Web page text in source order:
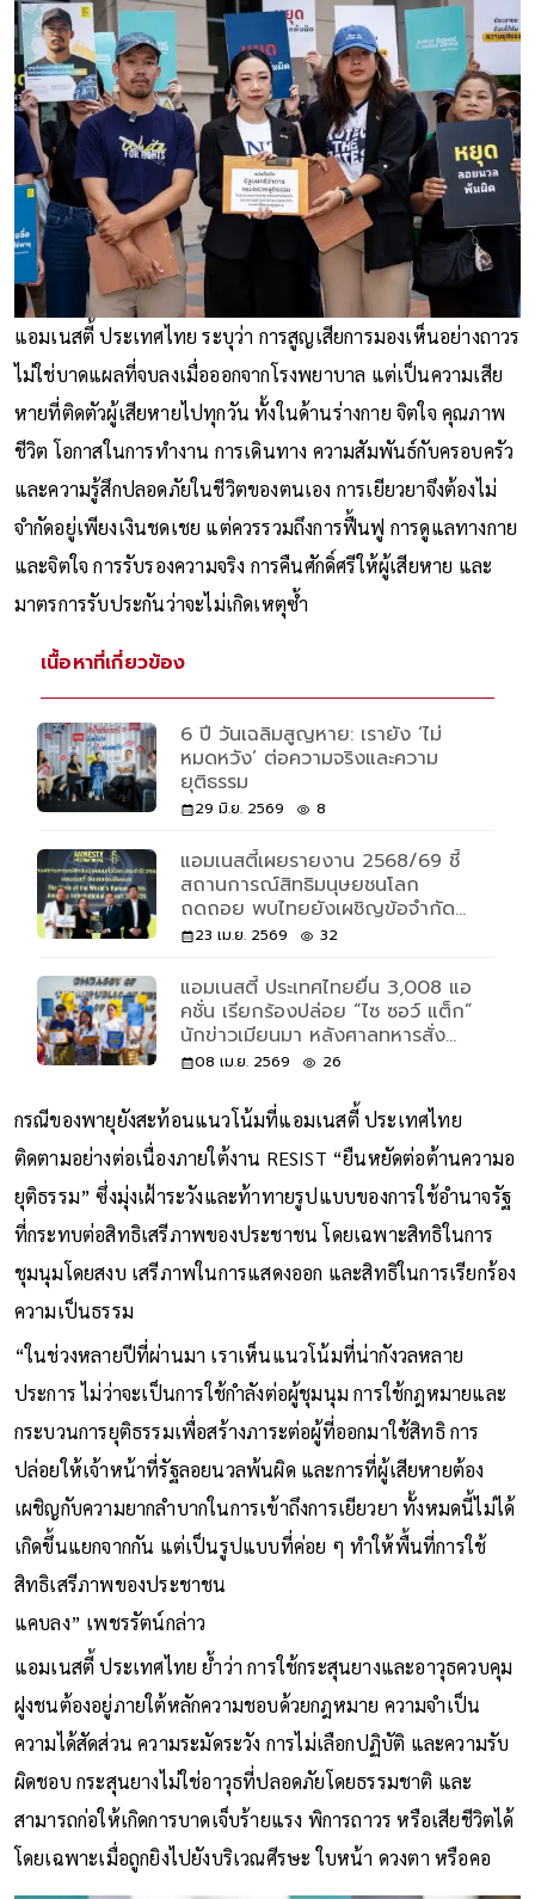
แอมเนสตี้ ประเทศไทย ระบุว่า การสูญเสียการมองเห็นอย่างถาวร
ไม่ใช่บาดแผลที่จบลงเมื่อออกจากโรงพยาบาล แต่เป็นความเสีย
หายที่ติดตัวผู้เสียหายไปทุกวัน ทั้งในด้านร่างกาย จิตใจ คุณภาพ
ชีวิต โอกาสในการทำงาน การเดินทาง ความสัมพันธ์กับครอบครัว
และความรู้สึกปลอดภัยในชีวิตของตนเอง การเยียวยาจึงต้องไม่
จำกัดอยู่เพียงเงินชดเชย แต่ควรรวมถึงการฟื้นฟู การดูแลทางกาย
และจิตใจ การรับรองความจริง การคืนศักดิ์ศรีให้ผู้เสียหาย และ
มาตรการรับประกันว่าจะไม่เกิดเหตุซ้ำ
เนื้อหาที่เกี่ยวข้อง
6 ปี วันเฉลิมสูญหาย: เรายัง ‘ไม่
หมดหวัง’ ต่อความจริงและความ
ยุติธรรม
29 มิ.ย. 2569 8
แอมเนสตี้เผยรายงาน 2568/69 ชี้
สถานการณ์สิทธิมนุษยชนโลก
ถดถอย พบไทยยังเผชิญข้อจำกัด
เชิงโครงสร้าง พบ 6 ประเด็นน่าห่วง
23 เม.ย. 2569 32
แอมเนสตี้ ประเทศไทยยื่น 3,008 แอ
คชั่น เรียกร้องปล่อย “ไซ ซอว์ แต็ก”
นักข่าวเมียนมา หลังศาลทหารสั่งจำ
คุก 20 ปี
08 เม.ย. 2569 26
กรณีของพายุยังสะท้อนแนวโน้มที่แอมเนสตี้ ประเทศไทย
ติดตามอย่างต่อเนื่องภายใต้งาน RESIST “ยืนหยัดต่อต้านความอ
ยุติธรรม” ซึ่งมุ่งเฝ้าระวังและท้าทายรูปแบบของการใช้อำนาจรัฐ
ที่กระทบต่อสิทธิเสรีภาพของประชาชน โดยเฉพาะสิทธิในการ
ชุมนุมโดยสงบ เสรีภาพในการแสดงออก และสิทธิในการเรียกร้อง
ความเป็นธรรม
“ในช่วงหลายปีที่ผ่านมา เราเห็นแนวโน้มที่น่ากังวลหลาย
ประการ ไม่ว่าจะเป็นการใช้กำลังต่อผู้ชุมนุม การใช้กฎหมายและ
กระบวนการยุติธรรมเพื่อสร้างภาระต่อผู้ที่ออกมาใช้สิทธิ การ
ปล่อยให้เจ้าหน้าที่รัฐลอยนวลพ้นผิด และการที่ผู้เสียหายต้อง
เผชิญกับความยากลำบากในการเข้าถึงการเยียวยา ทั้งหมดนี้ไม่ได้
เกิดขึ้นแยกจากกัน แต่เป็นรูปแบบที่ค่อย ๆ ทำให้พื้นที่การใช้
สิทธิเสรีภาพของประชาชน
แคบลง” เพชรรัตน์กล่าว
แอมเนสตี้ ประเทศไทย ย้ำว่า การใช้กระสุนยางและอาวุธควบคุม
ฝูงชนต้องอยู่ภายใต้หลักความชอบด้วยกฎหมาย ความจำเป็น
ความได้สัดส่วน ความระมัดระวัง การไม่เลือกปฏิบัติ และความรับ
ผิดชอบ กระสุนยางไม่ใช่อาวุธที่ปลอดภัยโดยธรรมชาติ และ
สามารถก่อให้เกิดการบาดเจ็บร้ายแรง พิการถาวร หรือเสียชีวิตได้
โดยเฉพาะเมื่อถูกยิงไปยังบริเวณศีรษะ ใบหน้า ดวงตา หรือคอ